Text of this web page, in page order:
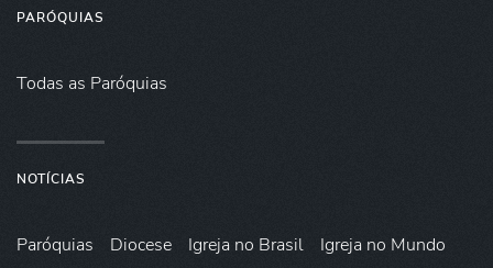
PARÓQUIAS
Todas as Paróquias
NOTÍCIAS
Paróquias Diocese Igreja no Brasil Igreja no Mundo